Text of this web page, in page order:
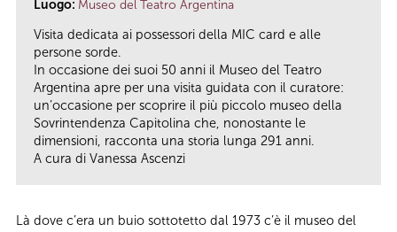
Luogo: Museo del Teatro Argentina
Visita dedicata ai possessori della MIC card e alle
persone sorde.
In occasione dei suoi 50 anni il Museo del Teatro
Argentina apre per una visita guidata con il curatore:
un’occasione per scoprire il più piccolo museo della
Sovrintendenza Capitolina che, nonostante le
dimensioni, racconta una storia lunga 291 anni.
A cura di Vanessa Ascenzi
Là dove c’era un buio sottotetto dal 1973 c’è il museo del